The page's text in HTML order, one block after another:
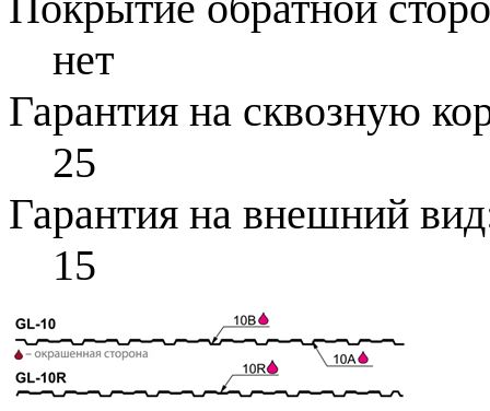
нет
Гарантия на сквозную
25
Гарантия на внешний
15